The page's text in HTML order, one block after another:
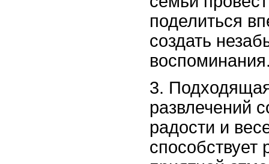
поделиться
создать
3.
развлечений
радости и
способствует